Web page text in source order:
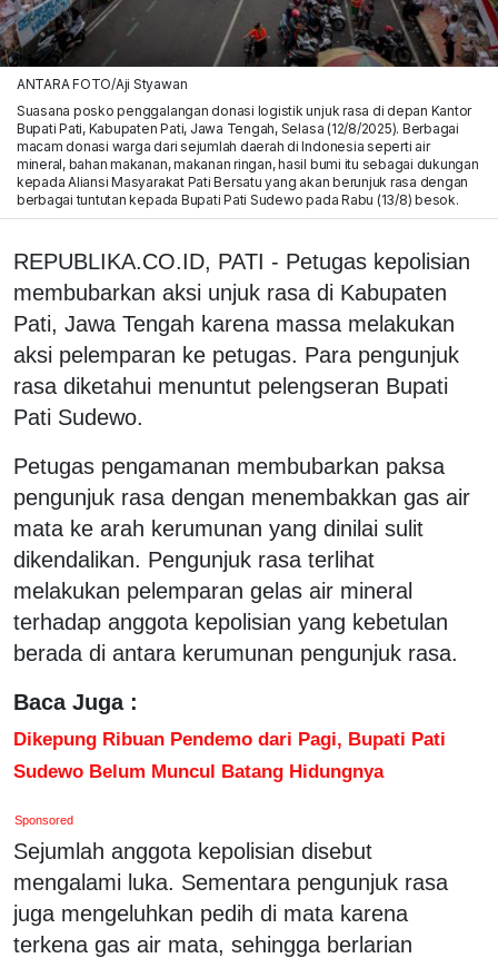
ANTARA FOTO/Aji Styawan
Suasana posko penggalangan donasi logistik unjuk rasa di depan Kantor
Bupati Pati, Kabupaten Pati, Jawa Tengah, Selasa (12/8/2025). Berbagai
macam donasi warga dari sejumlah daerah di Indonesia seperti air
mineral, bahan makanan, makanan ringan, hasil bumi itu sebagai dukungan
kepada Aliansi Masyarakat Pati Bersatu yang akan berunjuk rasa dengan
berbagai tuntutan kepada Bupati Pati Sudewo pada Rabu (13/8) besok.
REPUBLIKA.CO.ID, PATI - Petugas kepolisian
membubarkan aksi unjuk rasa di Kabupaten
Pati, Jawa Tengah karena massa melakukan
aksi pelemparan ke petugas. Para pengunjuk
rasa diketahui menuntut pelengseran Bupati
Pati Sudewo.
Petugas pengamanan membubarkan paksa
pengunjuk rasa dengan menembakkan gas air
mata ke arah kerumunan yang dinilai sulit
dikendalikan. Pengunjuk rasa terlihat
melakukan pelemparan gelas air mineral
terhadap anggota kepolisian yang kebetulan
berada di antara kerumunan pengunjuk rasa.
Baca Juga :
Dikepung Ribuan Pendemo dari Pagi, Bupati Pati
Sudewo Belum Muncul Batang Hidungnya
Sponsored
Sejumlah anggota kepolisian disebut
mengalami luka. Sementara pengunjuk rasa
juga mengeluhkan pedih di mata karena
terkena gas air mata, sehingga berlarian